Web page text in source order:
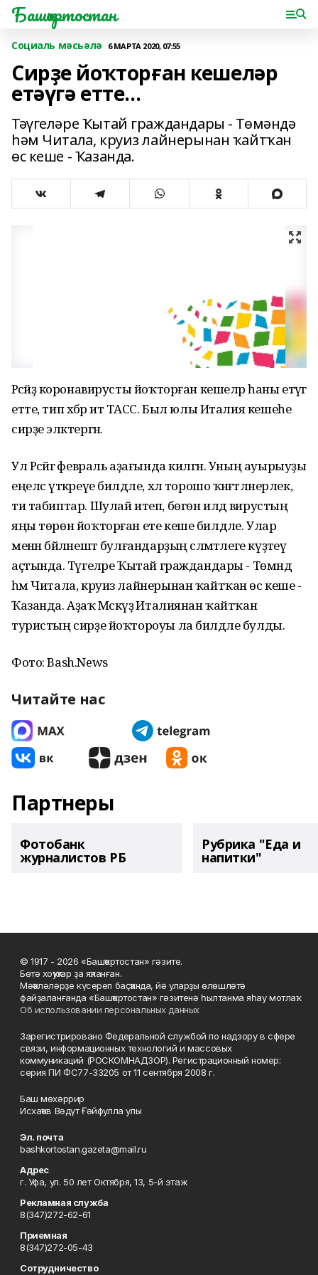
Башҡортостан
Социаль мәсьәлә 6 МАРТА 2020, 07:55
Сирҙе йоҡторған кешеләр
етәүгә етте...
Тәүгеләре Ҡытай граждандары - Төмәндә
һәм Читала, круиз лайнерынан ҡайтҡан
өс кеше - Ҡазанда.
Рәсәйҙә коронавирусты йоҡторған кешеләр һаны етәүгә
етте, тип хәбәр итә ТАСС. Был юлы Италия кешеһе
сирҙе эләктергән.
Ул Рәсәйгә февраль аҙағында килгән. Уның ауырыуҙы
еңелсә үткәреүе билдәле, хәл торошо ҡәнәғәтләнерлек,
ти табиптар. Шулай итеп, бөгөн илдә вирустың
яңы төрөн йоҡторған ете кеше билдәле. Улар
менән бәйләнештә булғандарҙың сәләмәтлеге күҙәтеү
аҫтында. Тәүгеләре Ҡытай граждандары - Төмәндә
һәм Читала, круиз лайнерынан ҡайтҡан өс кеше -
Ҡазанда. Аҙаҡ Мәскәүҙә Италиянан ҡайтҡан
туристың сирҙе йоҡтороуы ла билдәле булды.
Фото: Bash.News
Читайте нас
Партнеры
Фотобанк
журналистов РБ
Рубрика "Еда и
напитки"
© 1917 - 2026 «Башҡортостан» гәзите.
Бөтә хоҡуҡтар ҙа яҡланған.
Мәҡәләләрҙе күсереп баҫҡанда, йә уларҙы өлөшләтә
файҙаланғанда «Башҡортостан» гәзитенә һылтанма яһау мотлаҡ.
Об использовании персональных данных
Зарегистрировано Федеральной службой по надзору в сфере
связи, информационных технологий и массовых
коммуникаций (РОСКОМНАДЗОР). Регистрационный номер:
серия ПИ ФС77-33205 от 11 сентября 2008 г.
Баш мөхәррир
Исхаҡов Вәдүт Ғәйфулла улы
Эл. почта
bashkortostan.gazeta@mail.ru
Адрес
г. Уфа, ул. 50 лет Октября, 13, 5-й этаж
Рекламная служба
8(347)272-62-61
Приемная
8(347)272-05-43
Сотрудничество